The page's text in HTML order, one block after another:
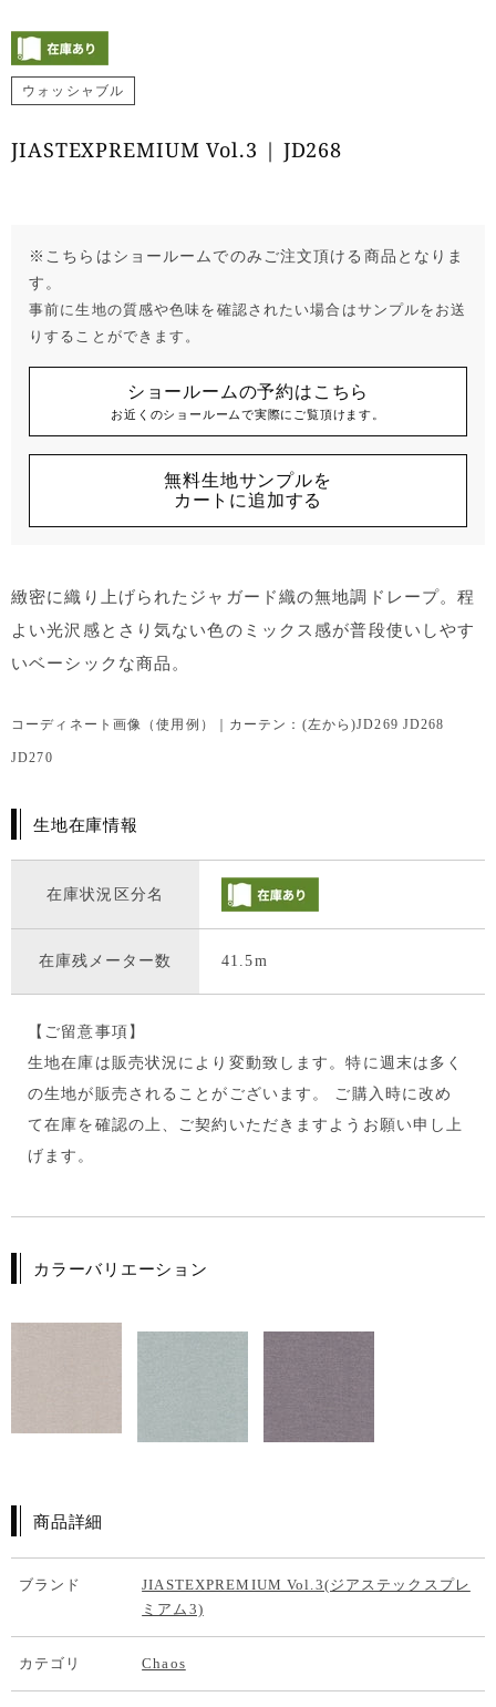
ウォッシャブル
JIASTEXPREMIUM Vol.3 | JD268
※こちらはショールームでのみご注文頂ける商品となりま
す。
事前に生地の質感や色味を確認されたい場合はサンプルをお送
りすることができます。
ショールームの予約はこちら
お近くのショールームで実際にご覧頂けます。
無料生地サンプルを
カートに追加する
緻密に織り上げられたジャガード織の無地調ドレープ。程
よい光沢感とさり気ない色のミックス感が普段使いしやす
いベーシックな商品。
コーディネート画像（使用例）｜カーテン：(左から)JD269 JD268
JD270
生地在庫情報
在庫状況区分名
在庫残メーター数 41.5m
【ご留意事項】
生地在庫は販売状況により変動致します。特に週末は多く
の生地が販売されることがございます。 ご購入時に改め
て在庫を確認の上、ご契約いただきますようお願い申し上
げます。
カラーバリエーション
商品詳細
ブランド
JIASTEXPREMIUM Vol.3(ジアステックスプレ
ミアム3)
カテゴリ Chaos